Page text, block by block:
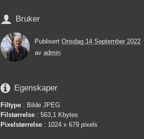
 Bruker
Publisert Onsdag 14 September 2022
av admin
 Egenskaper
Filtype : Bilde JPEG
Filstørrelse : 563,1 Kbytes
Pixelstørrelse : 1024 x 679 pixels